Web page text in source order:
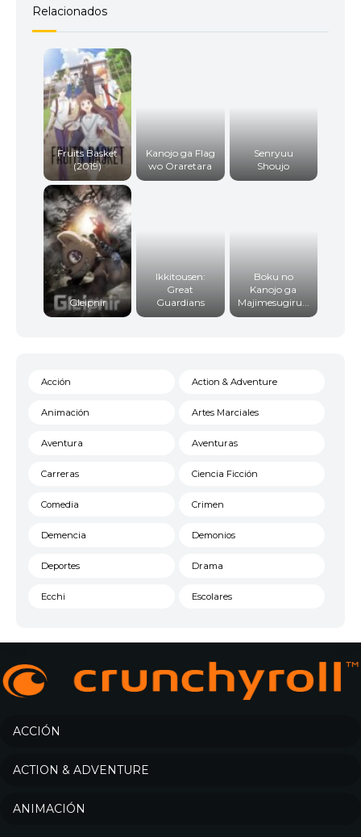
Relacionados
Fruits Basket
(2019)
Kanojo ga Flag
wo Oraretara
Senryuu
Shoujo
Gleipnir
Ikkitousen:
Great
Guardians
Boku no
Kanojo ga
Majimesugiru...
Acción Action & Adventure
Animación Artes Marciales
Aventura Aventuras
Carreras Ciencia Ficción
Comedia Crimen
Demencia Demonios
Deportes Drama
Ecchi Escolares
Historico Infantil
Misterio
ACCIÓN
ACTION & ADVENTURE
ANIMACIÓN